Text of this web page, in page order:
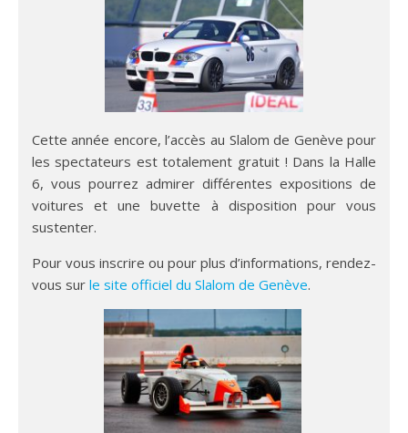
Cette année encore, l’accès au Slalom de Genève pour
les spectateurs est totalement gratuit ! Dans la Halle
6, vous pourrez admirer différentes expositions de
voitures et une buvette à disposition pour vous
sustenter.
Pour vous inscrire ou pour plus d’informations, rendez-
vous sur le site officiel du Slalom de Genève.